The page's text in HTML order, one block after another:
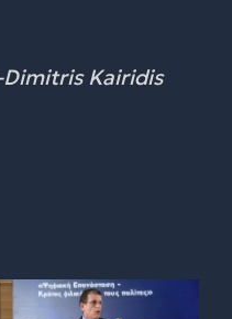
Dimitris Kairidis